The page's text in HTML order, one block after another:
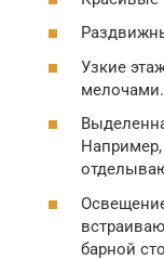
Узкие
мелочами.
Например,
барной